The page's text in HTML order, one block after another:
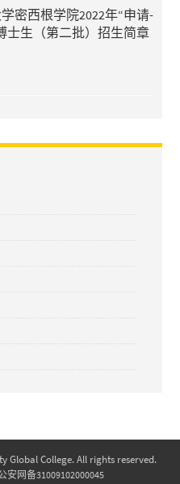
密西根学院2022年“申请-
士生（第二批）招生简章
Global College. All rights reserved.
安网备31009102000045